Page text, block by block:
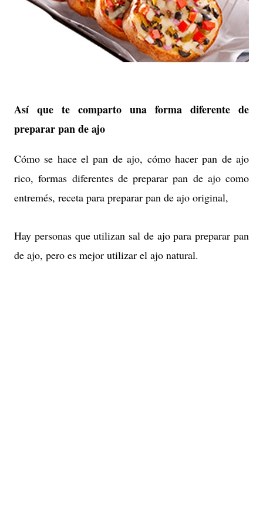
Así que te comparto una forma diferente de
preparar pan de ajo
Cómo se hace el pan de ajo, cómo hacer pan de ajo
rico, formas diferentes de preparar pan de ajo como
entremés, receta para preparar pan de ajo original,
Hay personas que utilizan sal de ajo para preparar pan
de ajo, pero es mejor utilizar el ajo natural.